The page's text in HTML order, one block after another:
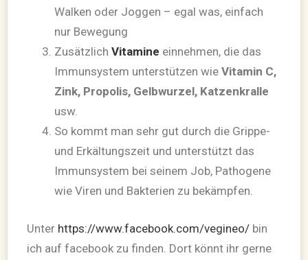
Walken oder Joggen – egal was, einfach
nur Bewegung
Zusätzlich Vitamine einnehmen, die das
Immunsystem unterstützen wie Vitamin C,
Zink, Propolis, Gelbwurzel, Katzenkralle
usw.
So kommt man sehr gut durch die Grippe-
und Erkältungszeit und unterstützt das
Immunsystem bei seinem Job, Pathogene
wie Viren und Bakterien zu bekämpfen.
Unter https://www.facebook.com/vegineo/ bin
ich auf facebook zu finden. Dort könnt ihr gerne